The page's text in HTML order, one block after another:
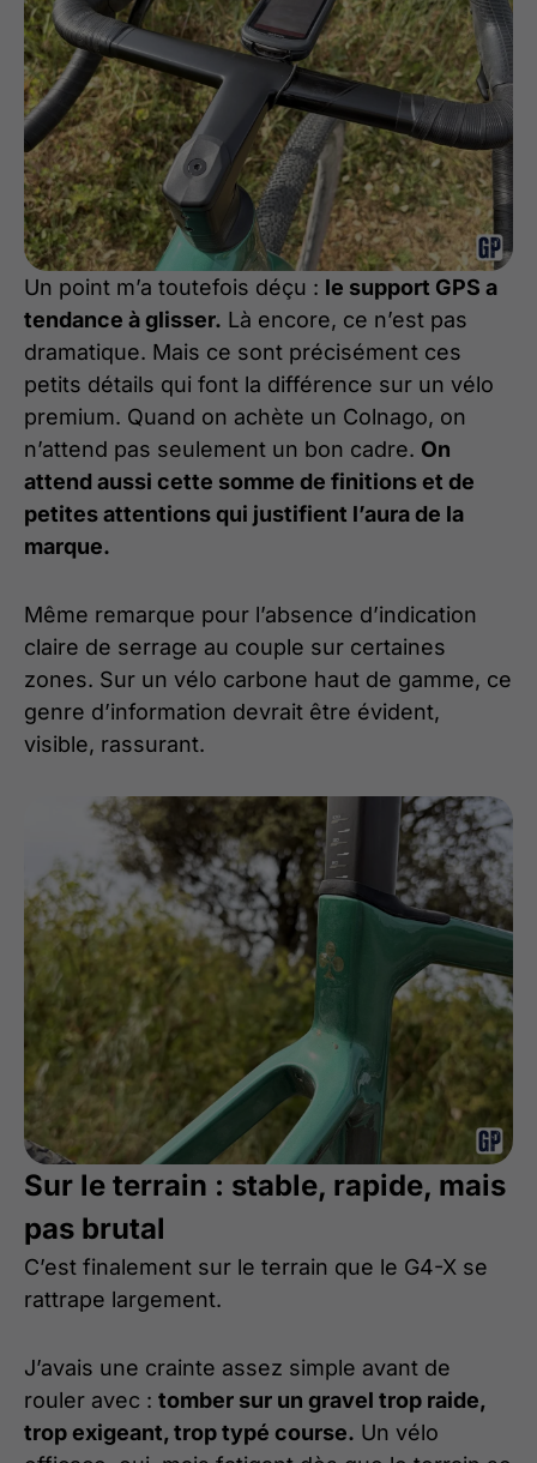
Un point m’a toutefois déçu : le support GPS a
tendance à glisser. Là encore, ce n’est pas
dramatique. Mais ce sont précisément ces
petits détails qui font la différence sur un vélo
premium. Quand on achète un Colnago, on
n’attend pas seulement un bon cadre. On
attend aussi cette somme de finitions et de
petites attentions qui justifient l’aura de la
marque.
Même remarque pour l’absence d’indication
claire de serrage au couple sur certaines
zones. Sur un vélo carbone haut de gamme, ce
genre d’information devrait être évident,
visible, rassurant.
Sur le terrain : stable, rapide, mais
pas brutal
C’est finalement sur le terrain que le G4-X se
rattrape largement.
J’avais une crainte assez simple avant de
rouler avec : tomber sur un gravel trop raide,
trop exigeant, trop typé course. Un vélo